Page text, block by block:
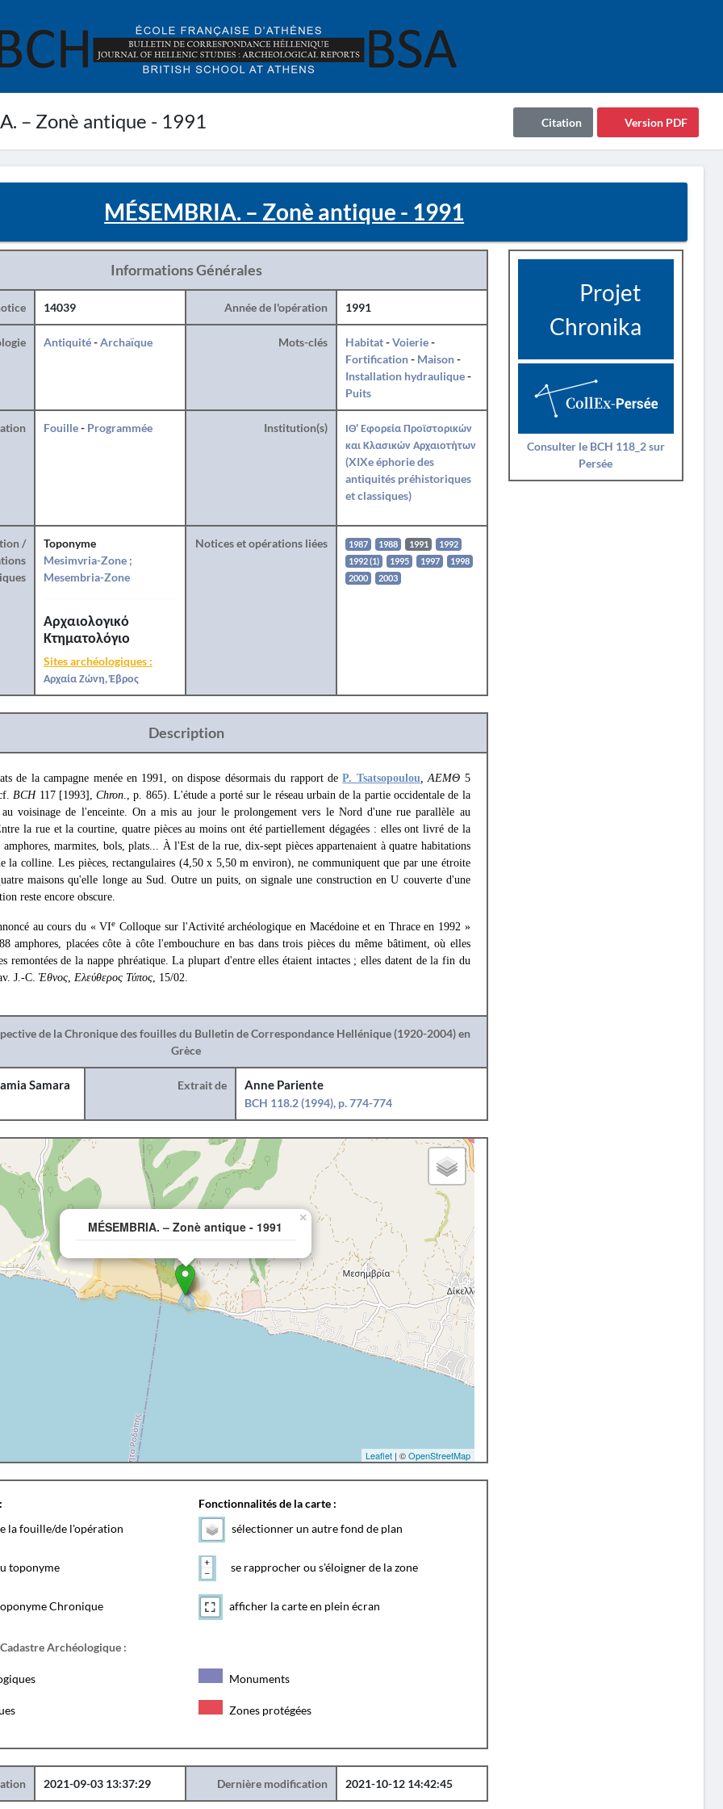
– Zonè antique - 1991 Version PDF
Citation
MÉSEMBRIA. – Zonè antique - 1991
Informations Générales
14039 Année de l'opération 1991
Antiquité-Archaïque Mots-clés Habitat-Voierie-
Fortification- Maison-
Installation hydraulique-
Puits
Fouille- Programmée Institution(s)
ΙΘ' Εφορεία Προϊστορικών
και Κλασικών Αρχαιοτήτων
(XIXe éphorie des
antiquités préhistoriques
et classiques)
/
Toponyme
Mesimvria-Zone ;
Mesembria-Zone
Αρχαιολογικό
Κτηματολόγιο
Sites archéologiques :
Αρχαία Ζώνη, Έβρος
Notices et opérations liées 1987 1988 1991
1992
1992 (1)
1995 1997
1998
2000
2003
Description
de la campagne menée en 1991, on dispose désormais du rapport deP. Tsatsopoulou, ΑΕΜΘ 5
BCH117 [1993],Chron., p. 865). L'étude a porté sur le réseau urbain de la partie occidentale de la
voisinage de l'enceinte. On a mis au jour le prolongement vers le Nord d'une rue parallèle au
la rue et la courtine, quatre pièces au moins ont été partiellement dégagées : elles ont livré de la
amphores, marmites, bols, plats... À l'Est de la rue, dix-sept pièces appartenaient à quatre habitations
la colline. Les pièces, rectangulaires (4,50 x 5,50 m environ), ne communiquent que par une étroite
maisons qu'elle longe au Sud. Outre un puits, on signale une construction en U couverte d'une
reste encore obscure.
au cours du « VIe Colloque sur l'Activité archéologique en Macédoine et en Thrace en 1992 »
amphores, placées côte à côte l'embouchure en bas dans trois pièces du même bâtiment, où elles
remontées de la nappe phréatique. La plupart d'entre elles étaient intactes ; elles datent de la fin du
J.-C. Έθνος, Ελεύθερος Τύπος, 15/02.
de la Chronique des fouilles du Bulletin de Correspondance Hellénique (1920-2004) en
Grèce
Samara Extrait de
Anne Pariente
BCH 118.2 (1994), p. 774-774
MÉSEMBRIA. – Zonè antique - 1991
×
Leaflet| ©OpenStreetMap
la fouille/de l'opération
toponyme
Chronique
Fonctionnalités de la carte :
sélectionner un autre fond de plan
se rapprocher ou s'éloigner de la zone
afficher la carte en plein écran
Archéologique :
Monuments
Zones protégées
2021-09-03 13:37:29 Dernière modification 2021-10-12 14:42:45
Projet
Chronika
Consulter le BCH 118_2 sur
Persée